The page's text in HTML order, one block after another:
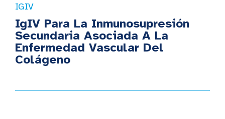
IGIV
IgIV Para La Inmunosupresión
Secundaria Asociada A La
Enfermedad Vascular Del
Colágeno